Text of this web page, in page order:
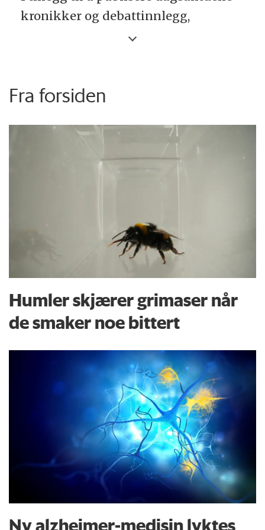
kronikker og debattinnlegg,
publiserer forskning.no også
Debattinnlegg kan være på inntil
5000 tegn med mellomrom.
Kronikker og «Forskeren forteller»-
teksten kan være inntil 7000 tegn
Du kan sende tekster og utkast til
Fra forsiden
Humler skjærer grimaser når
de smaker noe bittert
Ny alzheimer-medisin lyktes